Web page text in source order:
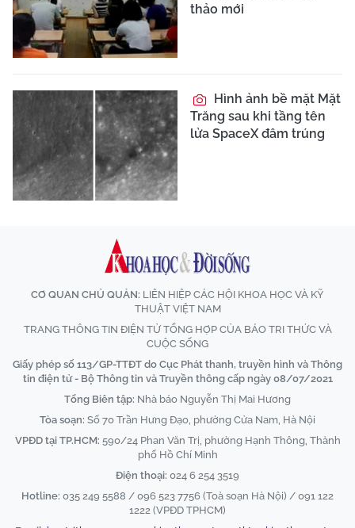
thảo mới
Hình ảnh bề mặt Mặt
Trăng sau khi tầng tên
lửa SpaceX đâm trúng
CƠ QUAN CHỦ QUẢN: LIÊN HIỆP CÁC HỘI KHOA HỌC VÀ KỸ
THUẬT VIỆT NAM
TRANG THÔNG TIN ĐIỆN TỬ TỔNG HỢP CỦA BÁO TRI THỨC VÀ
CUỘC SỐNG
Giấy phép số 113/GP-TTĐT do Cục Phát thanh, truyền hình và Thông
tin điện tử - Bộ Thông tin và Truyền thông cấp ngày 08/07/2021
Tổng Biên tập: Nhà báo Nguyễn Thị Mai Hương
Tòa soạn: Số 70 Trần Hưng Đạo, phường Cửa Nam, Hà Nội
VPĐD tại TP.HCM: 590/24 Phan Văn Trị, phường Hạnh Thông, Thành
phố Hồ Chí Minh
Điện thoại: 024 6 254 3519
Hotline: 035 249 5588 / 096 523 7756 (Toà soạn Hà Nội) / 091 122
1222 (VPĐD TPHCM)